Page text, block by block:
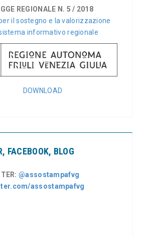
REGIONALE N. 5 / 2018
il sostegno e la valorizzazione
informativo regionale
DOWNLOAD
FACEBOOK, BLOG
@assostampafvg
assostampafvg